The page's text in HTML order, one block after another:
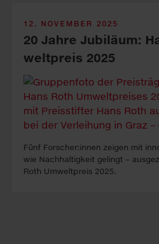
12. NOVEMBER 2025
20 Jahre Ju­bi­läum:
welt­preis 2025
Fünf Forscher:innen zeigen mit
wie Nachhaltigkeit gelingt –
Roth Umweltpreis 2025.